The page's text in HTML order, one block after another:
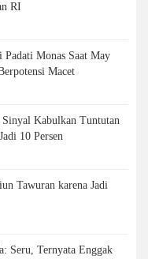
RI
Monas Saat May
Macet
Kabulkan Tuntutan
10 Persen
Tawuran karena Jadi
Seru, Ternyata Enggak